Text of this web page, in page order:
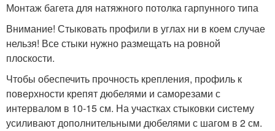
Монтаж багета для натяжного потолка гарпунного типа
Внимание! Стыковать профили в углах ни в коем случае
нельзя! Все стыки нужно размещать на ровной
плоскости.
Чтобы обеспечить прочность крепления, профиль к
поверхности крепят дюбелями и саморезами с
интервалом в 10-15 см. На участках стыковки систему
усиливают дополнительными дюбелями с шагом в 2 см.